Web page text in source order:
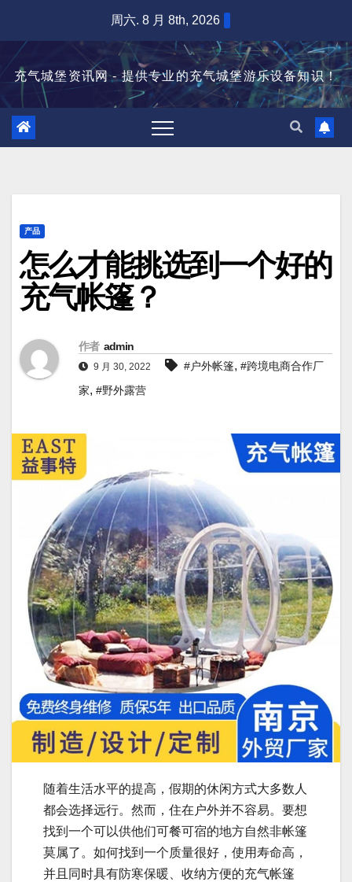
内
容
周六. 8 月 8th, 2026
充气城堡资讯网 - 提供专业的充气城堡游乐设备知识！
产品
怎么才能挑选到一个好的
充气帐篷？
作者 admin
9 月 30, 2022 #户外帐篷, #跨境电商合作厂
家, #野外露营
随着生活水平的提高，假期的休闲方式大多数人
都会选择远行。然而，住在户外并不容易。要想
找到一个可以供他们可餐可宿的地方自然非帐篷
莫属了。如何找到一个质量很好，使用寿命高，
并且同时具有防寒保暖、收纳方便的充气帐篷